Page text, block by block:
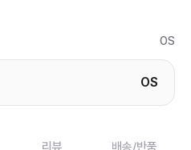
OS
OS
리뷰 배송/반품